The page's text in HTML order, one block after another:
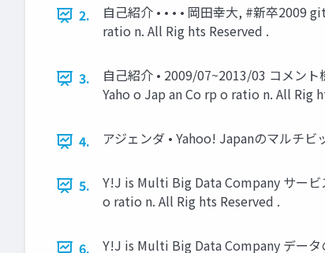
2.
自己紹介 • • • • 岡田幸大, #新卒
ratio n. All Rig hts Reserved .
3.
自己紹介 • 2009/07~2013/03 コメン
Yaho o Jap an Co rp o ratio n. All Rig
4. アジェンダ • Yahoo! Japanのマルチ
5.
Y!J is Multi Big Data Company サービ
o ratio n. All Rig hts Reserved .
6.
Y!J is Multi Big Data Company データ